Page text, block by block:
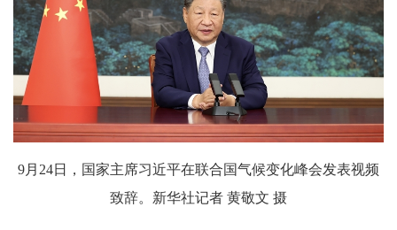
9月24日，国家主席习近平在联合国气候变化峰会发表视频
致辞。新华社记者 黄敬文 摄